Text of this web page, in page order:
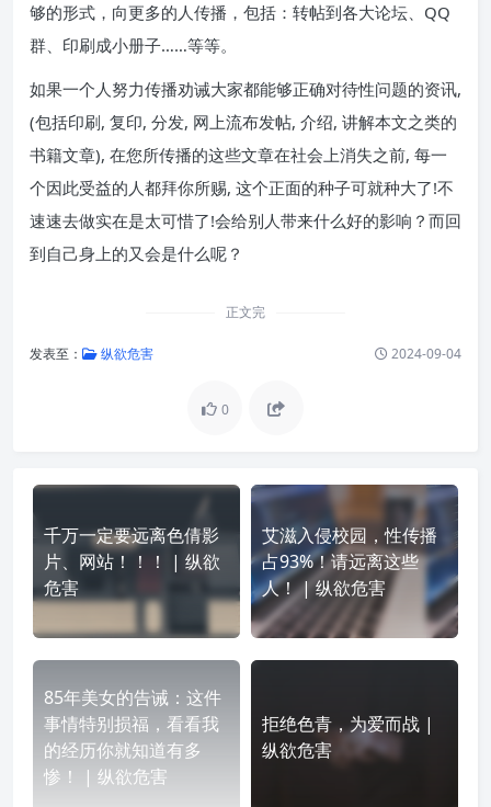
够的形式，向更多的人传播，包括：转帖到各大论坛、QQ
群、印刷成小册子……等等。
如果一个人努力传播劝诫大家都能够正确对待性问题的资讯,
(包括印刷, 复印, 分发, 网上流布发帖, 介绍, 讲解本文之类的
书籍文章), 在您所传播的这些文章在社会上消失之前, 每一
个因此受益的人都拜你所赐, 这个正面的种子可就种大了!不
速速去做实在是太可惜了!会给别人带来什么好的影响？而回
到自己身上的又会是什么呢？
正文完
发表至： 纵欲危害 2024-09-04
0
千万一定要远离色倩影
片、网站！！！ | 纵欲
危害
艾滋入侵校园，性传播
占93%！请远离这些
人！ | 纵欲危害
85年美女的告诫：这件
事情特别损福，看看我
的经历你就知道有多
惨！ | 纵欲危害
拒绝色青，为爱而战 |
纵欲危害